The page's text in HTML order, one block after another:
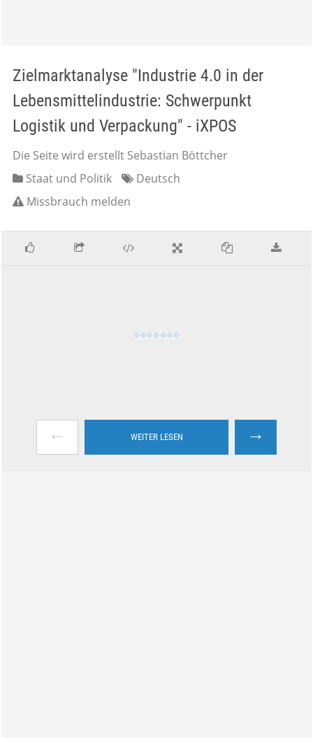
Zielmarktanalyse "Industrie 4.0 in der
Lebensmittelindustrie: Schwerpunkt
Logistik und Verpackung" - iXPOS
Die Seite wird erstellt Sebastian Böttcher
Staat und Politik
Deutsch
Missbrauch melden
← WEITER LESEN →